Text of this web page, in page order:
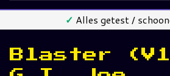
✓ Alles getest /
Blaster